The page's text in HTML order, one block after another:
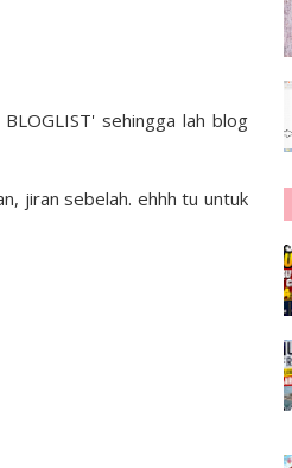
sehingga lah blog
jiran sebelah. ehhh tu untuk